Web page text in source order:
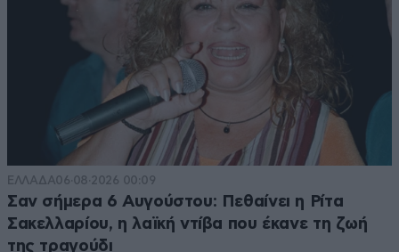
ΕΛΛΑΔΑ06·08·2026 00:09
Σαν σήμερα 6 Αυγούστου: Πεθαίνει η Ρίτα
Σακελλαρίου, η λαϊκή ντίβα που έκανε τη ζωή
της τραγούδι